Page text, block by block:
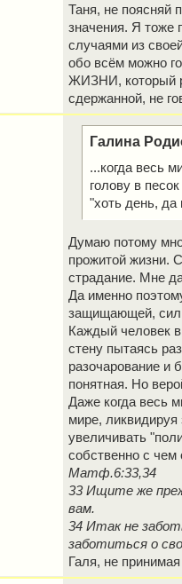
Таня, не поясняй
значения. Я тоже
случаями из
обо всём можно
ЖИЗНИ, который
сдержанной, не
Галина
...когда весь
голову в
"хоть день, да
Думаю потому
прожитой жизни.
страдание. Мне
Да именно
защищающей,
Каждый человек
стену пытаясь
разочарование и
понятная. Но
Даже когда весь
мире, ликвидируя
увеличивать
собственно с
Матф.6:33,34
33 Ищите же
вам.
34 Итак не
заботиться о
Галя, не